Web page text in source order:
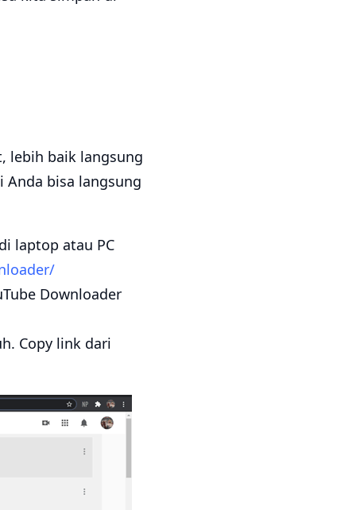
lebih baik langsung
Anda bisa langsung
laptop atau PC
Downloader
Copy link dari